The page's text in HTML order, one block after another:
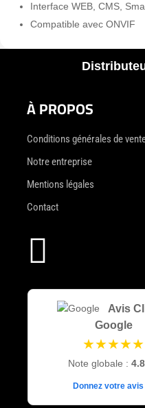
Interface WEB, CMS,
Compatible avec ONVIF
À PROPOS
Conditions générales de
Notre entreprise
Mentions légales
Contact

Avis
Google
★★★★★
Note globale :
Donnez votre